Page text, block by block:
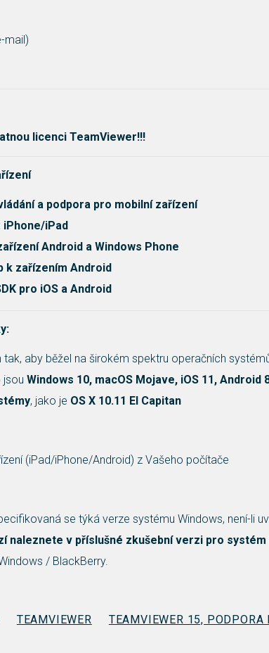
mail)
licenci TeamViewer!!!
a podpora pro mobilní zařízení
iPad
Android a Windows Phone
k zařízením Android
pro iOS a Android
tak, aby běžel na širokém spektru operačních
jsou Windows 10, macOS Mojave, iOS 11, Android
, jako je OS X 10.11 El Capitan
(iPad/iPhone/Android) z Vašeho počítače
se týká verze systému Windows, není-li
naleznete v příslušné zkušební verzi pro systém
/ BlackBerry.
TEAMVIEWER
TEAMVIEWER 15, PODPORA